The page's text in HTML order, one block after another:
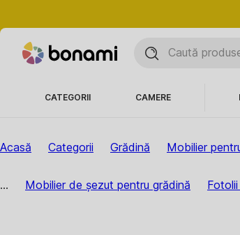
CATEGORII CAMERE
Acasă Categorii Grădină Mobilier
... Mobilier de șezut pentru grădină